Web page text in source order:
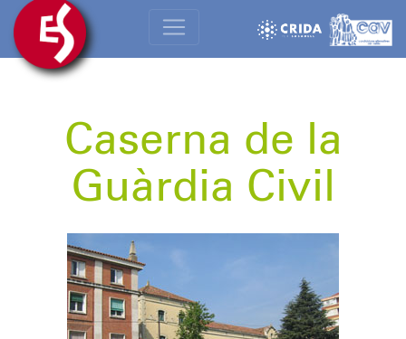
Caserna de la
Guàrdia Civil